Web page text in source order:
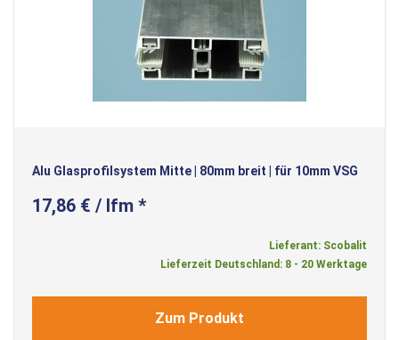
Alu Glasprofilsystem Mitte | 80mm breit | für 10mm VSG
17,86 € / lfm *
Lieferant: Scobalit
Lieferzeit Deutschland: 8 - 20 Werktage
Zum Produkt